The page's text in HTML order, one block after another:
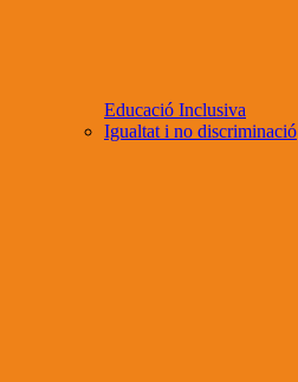
Educació Inclusiva
Igualtat i no discriminació